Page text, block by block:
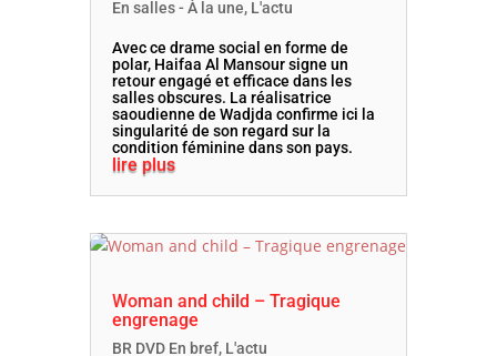
En salles - À la une, L'actu
Avec ce drame social en forme de
polar, Haifaa Al Mansour signe un
retour engagé et efficace dans les
salles obscures. La réalisatrice
saoudienne de Wadjda confirme ici la
singularité de son regard sur la
condition féminine dans son pays.
lire plus
Woman and child – Tragique
engrenage
BR DVD En bref, L'actu